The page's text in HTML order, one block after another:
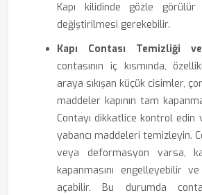
Kapı kilidinde gözle
değiştirilmesi gerekebilir.
Kapı Contası Temizliği
contasının iç kısmında,
araya sıkışan küçük cisimler,
maddeler kapının tam
Contayı dikkatlice kontrol
yabancı maddeleri temizleyin.
veya deformasyon varsa,
kapanmasını engelleyebilir
açabilir. Bu durumda